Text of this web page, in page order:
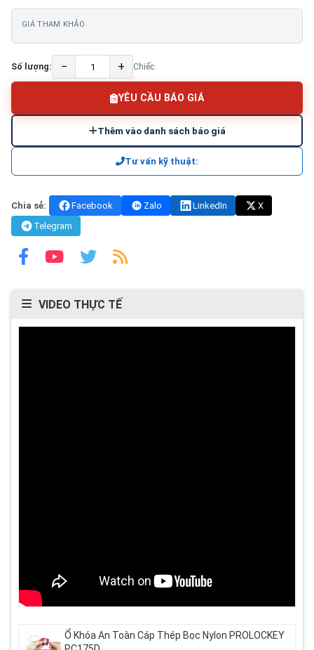
GIÁ THAM KHẢO
Số lượng: − + Chiếc
YÊU CẦU BÁO GIÁ
Thêm vào danh sách báo giá
Tư vấn kỹ thuật:
Chia sẻ: Facebook Zalo LinkedIn
X
Telegram
VIDEO THỰC TẾ
Ổ Khóa An Toàn Cáp Thép Bọc Nylon PROLOCKEY